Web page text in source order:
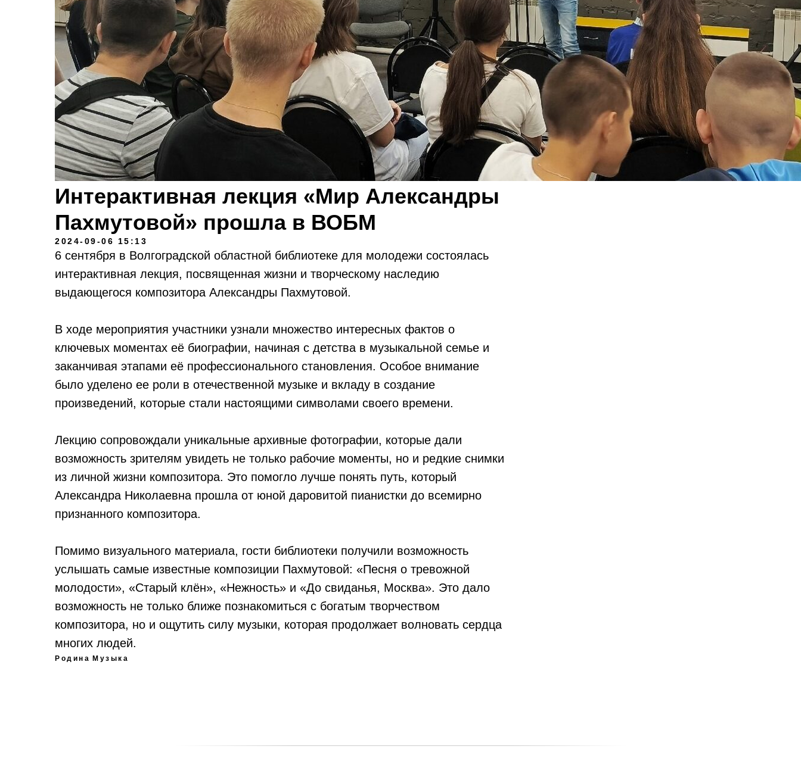
Интерактивная лекция «Мир Александры
Пахмутовой» прошла в ВОБМ
2024-09-06 15:13
6 сентября в Волгоградской областной библиотеке для молодежи состоялась
интерактивная лекция, посвященная жизни и творческому наследию
выдающегося композитора Александры Пахмутовой.
В ходе мероприятия участники узнали множество интересных фактов о
ключевых моментах её биографии, начиная с детства в музыкальной семье и
заканчивая этапами её профессионального становления. Особое внимание
было уделено ее роли в отечественной музыке и вкладу в создание
произведений, которые стали настоящими символами своего времени.
Лекцию сопровождали уникальные архивные фотографии, которые дали
возможность зрителям увидеть не только рабочие моменты, но и редкие снимки
из личной жизни композитора. Это помогло лучше понять путь, который
Александра Николаевна прошла от юной даровитой пианистки до всемирно
признанного композитора.
Помимо визуального материала, гости библиотеки получили возможность
услышать самые известные композиции Пахмутовой: «Песня о тревожной
молодости», «Старый клён», «Нежность» и «До свиданья, Москва». Это дало
возможность не только ближе познакомиться с богатым творчеством
композитора, но и ощутить силу музыки, которая продолжает волновать сердца
многих людей.
Родина Музыка